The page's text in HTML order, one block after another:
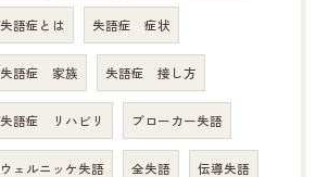
失語症とは 失語症 症状
失語症 家族 失語症 接し方
失語症 リハビリ ブローカー失語
ウェルニッケ失語 全失語 伝導失語